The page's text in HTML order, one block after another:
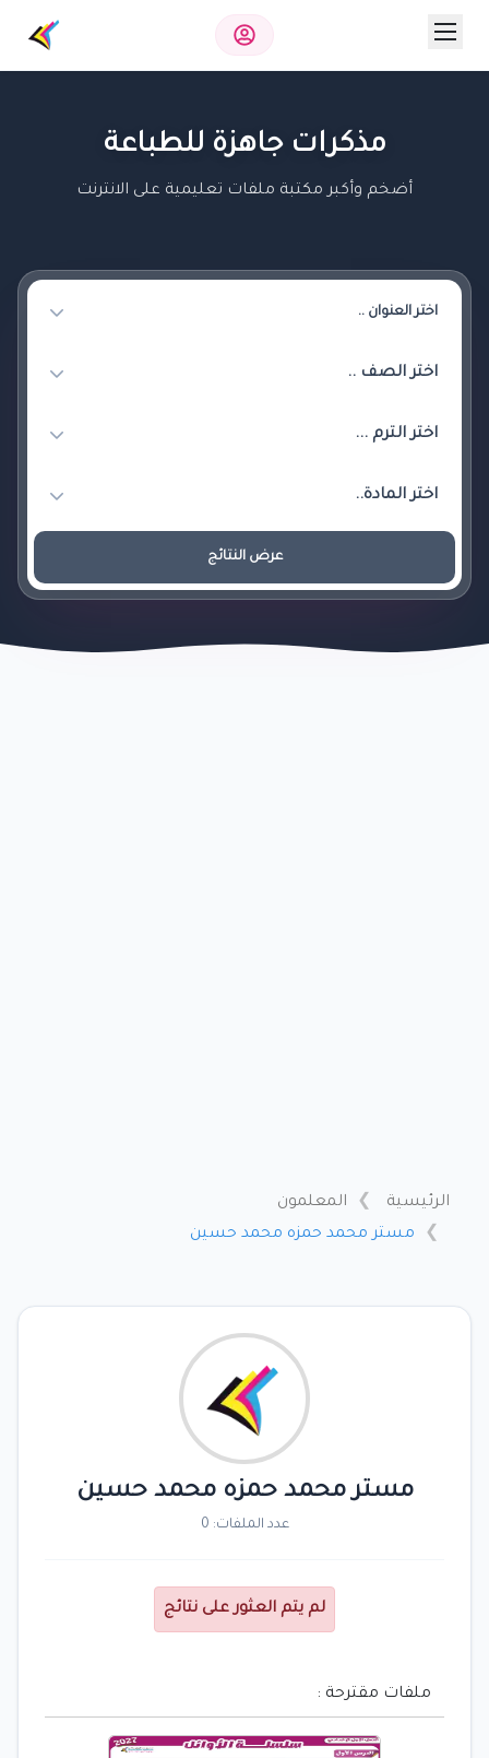
مذكرات جاهزة للطباعة
أضخم وأكبر مكتبة ملفات تعليمية على الانترنت
عرض النتائج
الرئيسية
المعلمون
مستر محمد حمزه محمد حسين
مستر محمد حمزه محمد حسين
عدد الملفات: 0
لم يتم العثور على نتائج
ملفات مقترحة :